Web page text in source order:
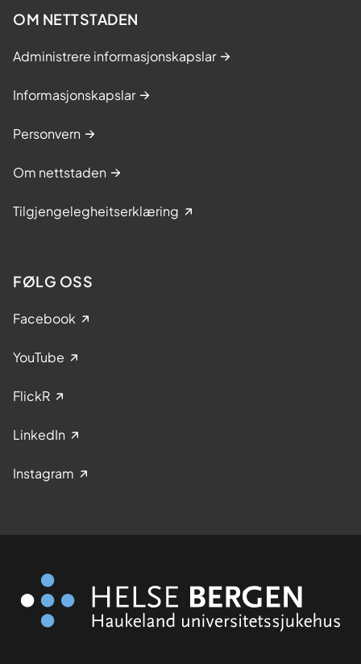
OM NETTSTADEN
Administrere informasjonskapslar
Informasjonskapslar
Personvern
Om nettstaden
Tilgjengelegheitserklæring
FØLG OSS
Facebook
YouTube
FlickR
LinkedIn
Instagram